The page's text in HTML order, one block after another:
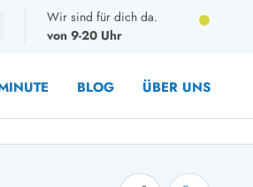
Wir sind für dich da.
von 9-20 Uhr
BLOG ÜBER UNS